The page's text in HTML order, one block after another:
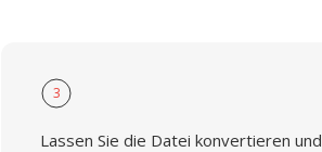
3
Lassen Sie die Datei konvertieren und